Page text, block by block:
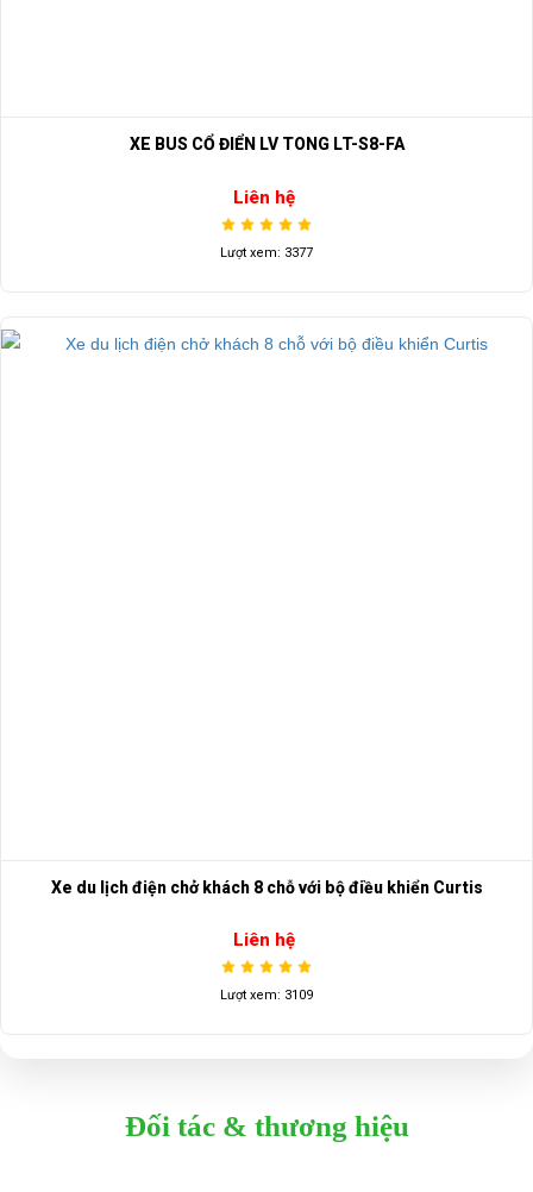
XE BUS CỔ ĐIỂN LV TONG LT-S8-FA
Liên hệ
Lượt xem: 3377
Xe du lịch điện chở khách 8 chỗ với bộ điều khiển Curtis
Liên hệ
Lượt xem: 3109
Đối tác & thương hiệu